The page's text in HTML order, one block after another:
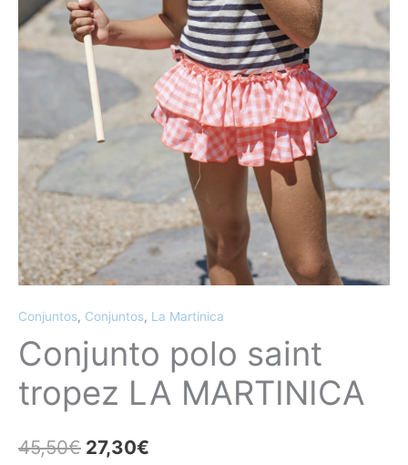
Conjuntos, Conjuntos, La Martinica
Conjunto polo saint
tropez LA MARTINICA
45,50€ 27,30€